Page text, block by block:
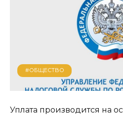
#ОБЩЕСТВО
Уплата производится на